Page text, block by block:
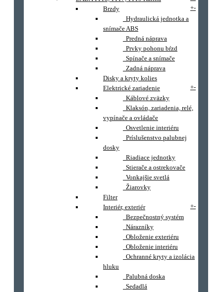
Brzdy
+-
Hydraulická jednotka a
snímače ABS
Predná náprava
Prvky pohonu bŕzd
Spínače a snímače
Zadná náprava
Disky a kryty kolies
Elektrické zariadenie
+-
Káblové zväzky
Klaksón, zariadenia, relé,
vypínače a ovládače
Osvetlenie interiéru
Príslušenstvo palubnej
dosky
Riadiace jednotky
Stierače a ostrekovače
Vonkajšie svetlá
Žiarovky
Filter
Interiér, exteriér
+-
Bezpečnostný systém
Nárazníky
Obloženie exteriéru
Obloženie interiéru
Ochranné kryty a izolácia
hluku
Palubná doska
Sedadlá